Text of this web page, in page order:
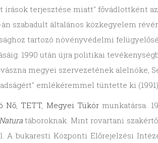
terjesztése miatt" fővádlottként
szabadult általános közkegyelem
tartozó növényvédelmi
1990 után újra politikai
megyei szervezetének alelnöke,
emlékéremmel tüntette ki
Nő, TETT, Megyei Tükörmunkatársa.
táboroknak. Mint rovartani
A bukaresti Központi Előrejelzési